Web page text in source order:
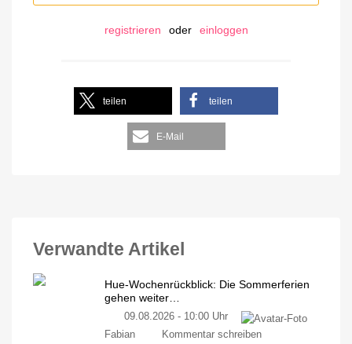
registrieren oder einloggen
teilen teilen
E-Mail
Verwandte Artikel
Hue-Wochenrückblick: Die Sommerferien
gehen weiter…
09.08.2026 - 10:00 Uhr
Fabian
Kommentar schreiben